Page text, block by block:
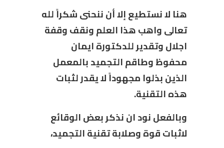
هنا لا نستطيع إلا أن ننحنى شكراً لله
تعالى واهب هذا العلم ونقف وقفة
اجلال وتقدير للدكتورة ايمان
محفوظ وطاقم التجميد بالمعمل
الذين بذلوا مجهوداً لا يقدر لثبات
هذه التقنية.
وبالفعل نود ان نذكر بعض الوقائع
لاثبات قوة وصلابة تقنية التجميد،